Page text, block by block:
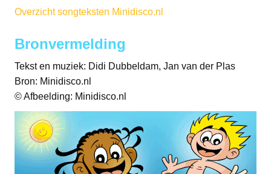
Overzicht songteksten Minidisco.nl
Bronvermelding
Tekst en muziek: Didi Dubbeldam, Jan van der Plas
Bron: Minidisco.nl
© Afbeelding: Minidisco.nl